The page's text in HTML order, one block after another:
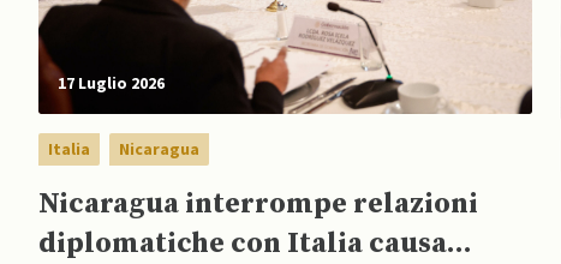
17 Luglio 2026
Italia Nicaragua
Nicaragua interrompe relazioni
diplomatiche con Italia causa